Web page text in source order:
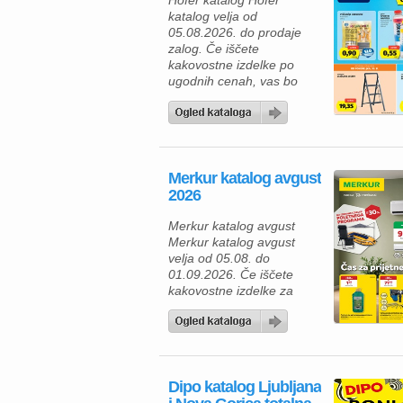
katalog velja od
05.08.2026. do prodaje
zalog. Če iščete
kakovostne izdelke po
ugodnih cenah, vas bo
zagotovo navdušila. Med
uporabo najdete številne
pijače, izdelke za dom in
gospodinjstvo ter
različna opravila. Za hiter
zajtrk ali malico lahko
izberete piščančje
hrenovke 200 […]
Merkur katalog avgust
2026
Merkur katalog avgust
Merkur katalog avgust
velja od 05.08. do
01.09.2026. Če iščete
kakovostne izdelke za
dom, vrt in delavnico, vas
bo aktualna ponudba iz
navdušila. Izkoristite
izbrane izdelke in
Dipo katalog Ljubljana